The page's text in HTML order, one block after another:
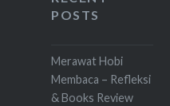
POSTS
Merawat Hobi
Membaca – Refleksi
& Books Review